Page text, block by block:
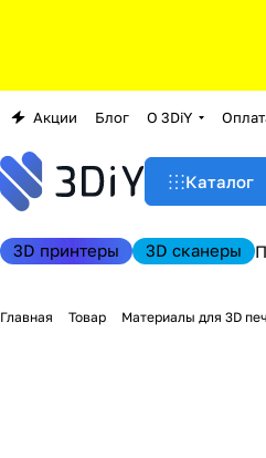
Акции Блог О 3DiY
Каталог
3D принтеры 3D сканеры
Главная Товар Материалы для 3D